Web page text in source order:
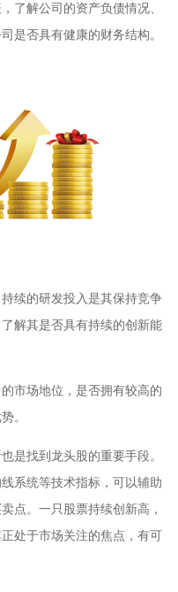
了解公司的资产负债情况、
是否具有健康的财务结构。
续的研发投入是其保持竞争
解其是否具有持续的创新能
市场地位，是否拥有较高的
。
是找到龙头股的重要手段。
系统等技术指标，可以辅助
点。一只股票持续创新高，
处于市场关注的焦点，有可